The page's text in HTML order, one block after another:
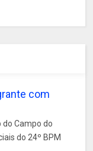
com
Campo do
do 24º BPM